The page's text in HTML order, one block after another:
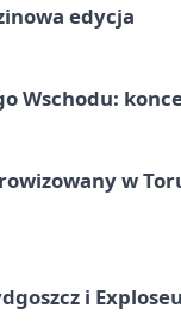
edycja
Wschodu:
w
i